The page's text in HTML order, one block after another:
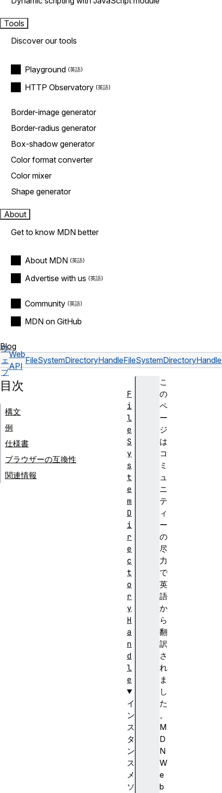
Tools
Discover our tools
Playground
HTTP Observatory
Border-image generator
Border-radius generator
Box-shadow generator
Color format converter
Color mixer
Shape generator
About
Get to know MDN better
About MDN
Advertise with us
Community
MDN on GitHub
Blog
ウ
ェ
ブ
Web
API
FileSystemDirectoryHandle
こ
の
ペ
ー
ジ
は
コ
ミ
ュ
ニ
テ
ィ
ー
の
尽
力
で
英
語
か
ら
翻
訳
さ
れ
ま
し
た
。
M
D
N
W
e
b
目次
構文
例
仕様書
ブラウザーの互換性
関連情報
F
i
l
e
S
y
s
t
e
m
D
i
r
e
c
t
o
r
y
H
a
n
d
l
e
イ
ン
ス
タ
ン
ス
メ
ソ